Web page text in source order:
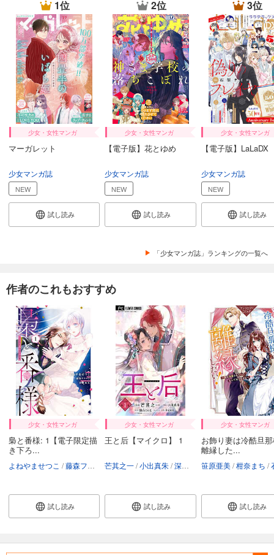
試し読み
あらすじを表示する
＆フラワー 2026年1号
275円 (税込)
カート
試し読み
あらすじを表示する
＆フラワー 2025年48号
カート
カート
あらすじを表示する
＆フラワー 2025年46号
275円 (税込)
カート
試し読み
あらすじを表示する
＆フラワー 2025年45号
275
試し読み
＆フラワー 2025年44号
275
カート
1位
少女・女性マンガ
マーガレット
少女マンガ誌
NEW
試し読み
2位
少女・女性マンガ
【電子版】花とゆめ
少女マンガ誌
NEW
試し読み
3位
少女・女性マンガ
【電子版】LaLaDX
少女マンガ誌
NEW
試し読み
「少女マンガ誌」ランキングの一覧へ
作者のこれもおすすめ
少女・女性マンガ
梟と番様: 1【電子限定描
き下ろ...
よねやませつこ 藤森フクロウ 笹原亜美
試し読み
少女・女性マンガ
王と后【マイクロ】 1
芒其之一 小出真朱 深山くのえ
試し読み
少女・女性マンガ
お飾り妻は冷酷旦
離縁した...
笹原亜美 柑奈まち
試し読み